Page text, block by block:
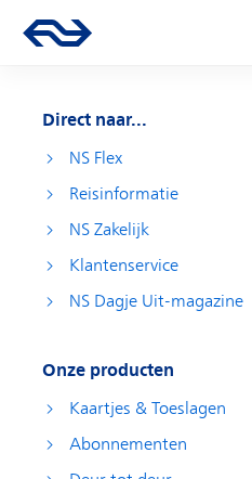
Hoofdnavigatie
Ga naar de homepage van ns.nl
Direct naar...
NS Flex
Reisinformatie
NS Zakelijk
Klantenservice
NS Dagje Uit-magazine
Onze producten
Kaartjes & Toeslagen
Abonnementen